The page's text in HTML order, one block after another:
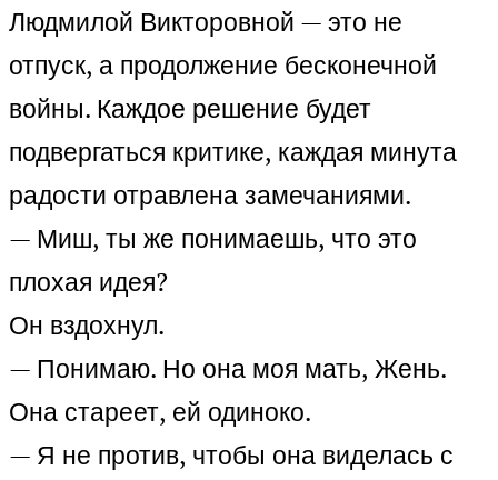
Людмилой Викторовной — это не
отпуск, а продолжение бесконечной
войны. Каждое решение будет
подвергаться критике, каждая минута
радости отравлена замечаниями.
— Миш, ты же понимаешь, что это
плохая идея?
Он вздохнул.
— Понимаю. Но она моя мать, Жень.
Она стареет, ей одиноко.
— Я не против, чтобы она виделась с